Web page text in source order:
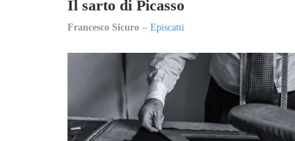
Il sarto di Picasso
Francesco Sicuro Episcatti